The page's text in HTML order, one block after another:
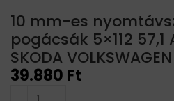
10 mm-es
pogácsák 5×112 57,1
SKODA
39.880 Ft